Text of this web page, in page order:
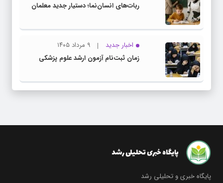
ربات‌های انسان‌نما؛ دستیار جدید معلمان
اخبار جدید
۹ مرداد ۱۴۰۵
زمان ثبت‌نام آزمون ارشد علوم پزشکی
پایگاه خبری و تحلیلی رشد